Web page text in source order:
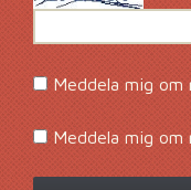
Meddela mig om
Meddela mig om